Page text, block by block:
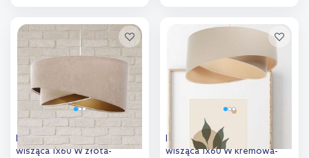
Dodaj do
porównania
Dodaj do
porównania
BPS Koncept Galaxy lampa
wisząca 1x60 W złota-
BPS Koncept Boho lampa
wisząca 1x60 W kremowa-